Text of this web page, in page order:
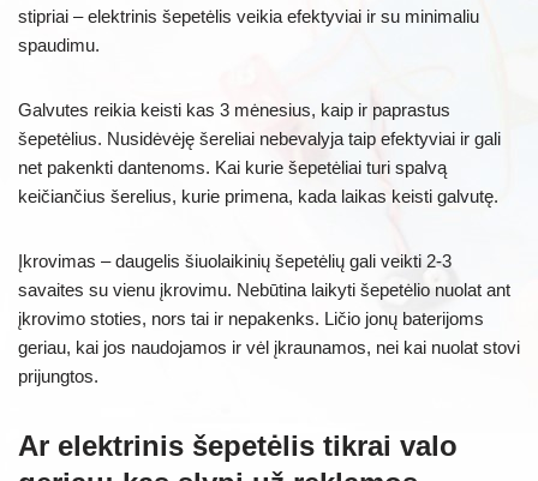
stipriai – elektrinis šepetėlis veikia efektyviai ir su minimaliu
spaudimu.
Galvutes reikia keisti kas 3 mėnesius, kaip ir paprastus
šepetėlius. Nusidėvėję šereliai nebevalyja taip efektyviai ir gali
net pakenkti dantenoms. Kai kurie šepetėliai turi spalvą
keičiančius šerelius, kurie primena, kada laikas keisti galvutę.
Įkrovimas – daugelis šiuolaikinių šepetėlių gali veikti 2-3
savaites su vienu įkrovimu. Nebūtina laikyti šepetėlio nuolat ant
įkrovimo stoties, nors tai ir nepakenks. Ličio jonų baterijoms
geriau, kai jos naudojamos ir vėl įkraunamos, nei kai nuolat stovi
prijungtos.
Ar elektrinis šepetėlis tikrai valo